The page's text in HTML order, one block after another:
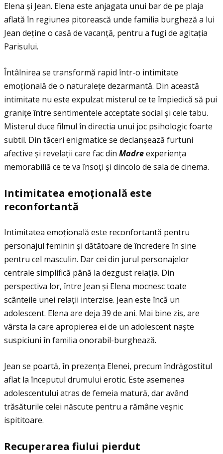
Elena și Jean. Elena este anjagata unui bar de pe plaja
aflată în regiunea pitorească unde familia burgheză a lui
Jean deţine o casă de vacanţă, pentru a fugi de agitaţia
Parisului.
Întâlnirea se transformă rapid într-o intimitate
emoţională de o naturaleţe dezarmantă. Din această
intimitate nu este expulzat misterul ce te împiedică să pui
graniţe între sentimentele acceptate social și cele tabu.
Misterul duce filmul în directia unui joc psihologic foarte
subtil. Din tăceri enigmatice se declanșează furtuni
afective și revelaţii care fac din Madreexperienţa
memorabiliă ce te va însoţi și dincolo de sala de cinema.
Intimitatea emoţională este
reconfortantă
Intimitatea emoţională este reconfortantă pentru
personajul feminin și dătătoare de încredere în sine
pentru cel masculin. Dar cei din jurul personajelor
centrale simplifică până la dezgust relaţia. Din
perspectiva lor, între Jean și Elena mocnesc toate
scânteile unei relaţii interzise. Jean este încă un
adolescent. Elena are deja 39 de ani. Mai bine zis, are
vârsta la care apropierea ei de un adolescent naște
suspiciuni în familia onorabil-burghează.
Jean se poartă, în prezenţa Elenei, precum îndrăgostitul
aflat la începutul drumului erotic. Este asemenea
adolescentului atras de femeia matură, dar având
trăsăturile celei născute pentru a rămâne veșnic
ispititoare.
Recuperarea fiului pierdut